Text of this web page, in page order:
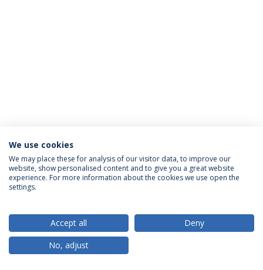
Política de Privacidade
Termos & Condições
Direitos do Titular dos Dados
© 2026 Universidade Católica Portuguesa
We use cookies
We may place these for analysis of our visitor data, to improve our
website, show personalised content and to give you a great website
experience. For more information about the cookies we use open the
settings.
Accept all
Deny
No, adjust